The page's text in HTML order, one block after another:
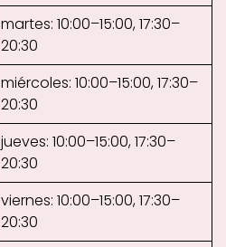
martes: 10:00–15:00, 17:30–
20:30
miércoles: 10:00–15:00, 17:30–
20:30
jueves: 10:00–15:00, 17:30–
20:30
viernes: 10:00–15:00, 17:30–
20:30